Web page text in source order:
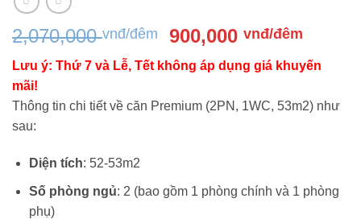
2,070,000vnđ/đêm
Giá
gốc
là:
đêm.
900,000vnđ/đêm
hiện
tại
Lưu ý: Thứ 7 và Lễ, Tết không áp dụng giá khuyến
mãi!
Thông tin chi tiết về căn Premium (2PN, 1WC, 53m2) như
sau:
Diện tích: 52-53m2
Số phòng ngủ: 2 (bao gồm 1 phòng chính và 1 phòng
phụ)